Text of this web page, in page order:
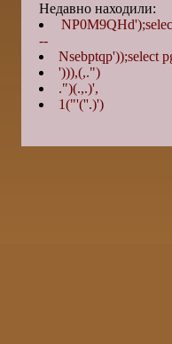
Недавно находили:
--
Nsebptqp'));select
'))),(,.")
.")(.,.)',
1("'(''.)')